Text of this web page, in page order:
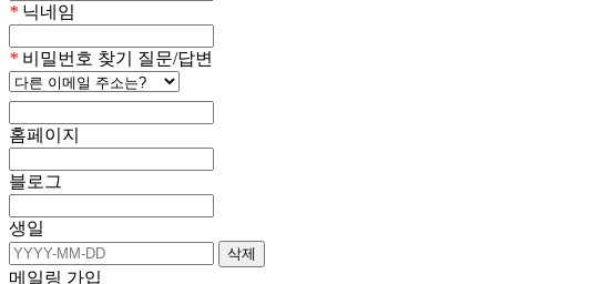
* 닉네임
* 비밀번호 찾기 질문/답변
홈페이지
블로그
생일
메일링 가입